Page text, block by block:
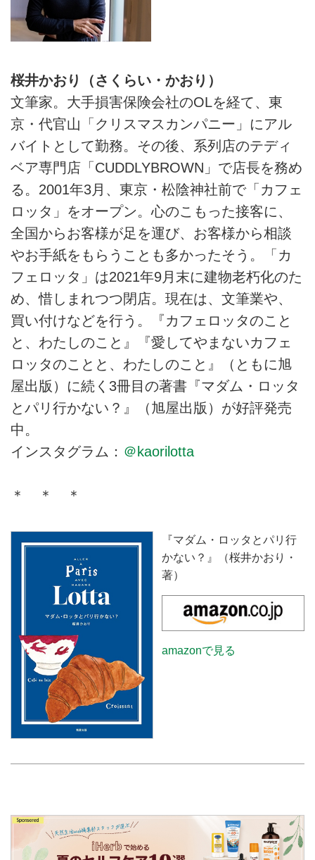
桜井かおり（さくらい・かおり）
文筆家。大手損害保険会社のOLを経て、東
京・代官山「クリスマスカンパニー」にアル
バイトとして勤務。その後、系列店のテディ
ベア専門店「CUDDLYBROWN」で店長を務め
る。2001年3月、東京・松陰神社前で「カフェ
ロッタ」をオープン。心のこもった接客に、
全国からお客様が足を運び、お客様から相談
やお手紙をもらうことも多かったそう。「カ
フェロッタ」は2021年9月末に建物老朽化のた
め、惜しまれつつ閉店。現在は、文筆業や、
買い付けなどを行う。『カフェロッタのこと
と、わたしのこと』『愛してやまないカフェ
ロッタのことと、わたしのこと』（ともに旭
屋出版）に続く3冊目の著書『マダム・ロッタ
とパリ行かない？』（旭屋出版）が好評発売
中。
インスタグラム： ＠kaorilotta
＊ ＊ ＊
『マダム・ロッタとパリ行
かない？』（桜井かおり・
著）
amazonで見る